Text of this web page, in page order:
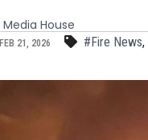
Media House
FEB 21, 2026 #Fire News,